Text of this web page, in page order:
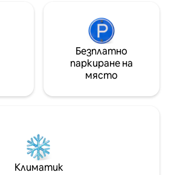
Безплатно
паркиране на
място
Климатик